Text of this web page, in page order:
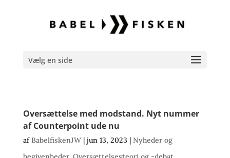
Vælg en side
Oversættelse med modstand. Nyt nummer
af Counterpoint ude nu
afBabelfiskenJW| jun 13, 2023| Nyheder og